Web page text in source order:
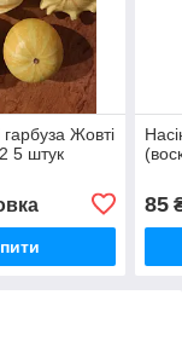
гарбуза Жовті
5 штук
85